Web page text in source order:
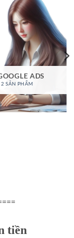
ADS
2 SẢN PHẨM
tiền